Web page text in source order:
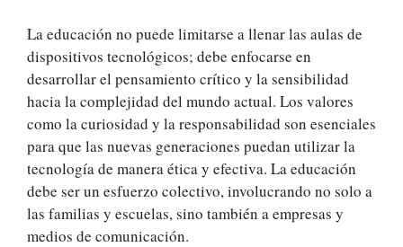
La educación no puede limitarse a llenar las aulas de
dispositivos tecnológicos; debe enfocarse en
desarrollar el pensamiento crítico y la sensibilidad
hacia la complejidad del mundo actual. Los valores
como la curiosidad y la responsabilidad son esenciales
para que las nuevas generaciones puedan utilizar la
tecnología de manera ética y efectiva. La educación
debe ser un esfuerzo colectivo, involucrando no solo a
las familias y escuelas, sino también a empresas y
medios de comunicación.